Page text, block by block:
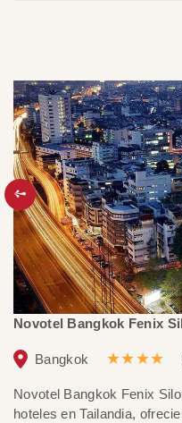
Novotel Bangkok Fenix
Bangkok ★★★★
Novotel Bangkok Fenix
hoteles en Tailandia,